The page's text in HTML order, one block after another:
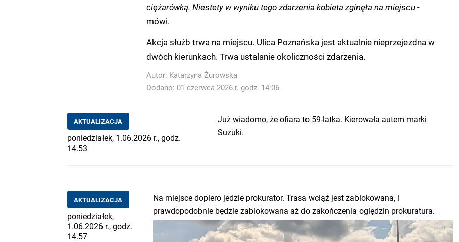
ciężarówką. Niestety w wyniku tego zdarzenia kobieta zginęła na miejscu -
mówi.
Akcja służb trwa na miejscu. Ulica Poznańska jest aktualnie nieprzejezdna w
dwóch kierunkach. Trwa ustalanie okoliczności zdarzenia.
Autor: Katarzyna Żurowska
Dodano: 01 czerwca 2026 r. godz. 14:06
AKTUALIZACJA
poniedziałek, 1.06.2026 r., godz.
14.53
Już wiadomo, że ofiara to 59-latka. Kierowała autem marki
Suzuki.
AKTUALIZACJA
poniedziałek,
1.06.2026 r., godz.
14.57
Na miejsce dopiero jedzie prokurator. Trasa wciąż jest zablokowana, i
prawdopodobnie będzie zablokowana aż do zakończenia oględzin prokuratura.